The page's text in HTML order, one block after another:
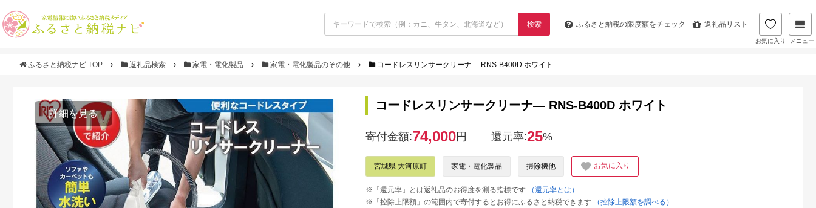
検索 ふるさと納税の限度額をチェック 返礼品リスト
お気に入り メニュー
ふるさと納税ナビ TOP 返礼品検索 家電・電化製品 家電・電化製品のその他 コードレスリンサークリーナ― RNS-B400D ホワイト
詳細を見る
コードレスリンサークリーナ― RNS-B400D ホワイト
寄付金額:74,000円 還元率:25%
宮城県 大河原町 家電・電化製品 掃除機他 お気に入り
※「還元率」とは返礼品のお得度を測る指標です
（還元率とは）
※「控除上限額」の範囲内で寄付するとお得にふるさと納税できます
（控除上限額を調べる）